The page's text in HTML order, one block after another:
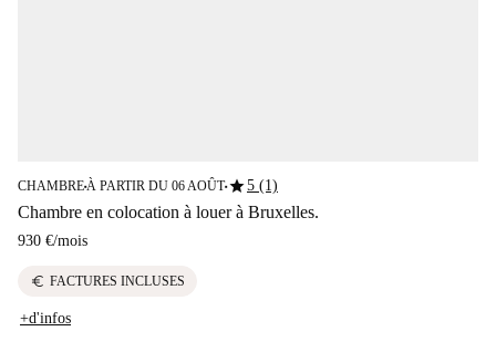
CHAMBRE■À PARTIR DU 06 AOÛT■star5 (1)
Chambre en colocation à louer à Bruxelles.
930 €/mois
euro FACTURES INCLUSES
+d'infos